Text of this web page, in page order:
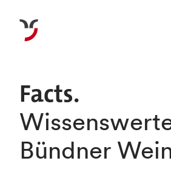
Facts.
Bündner